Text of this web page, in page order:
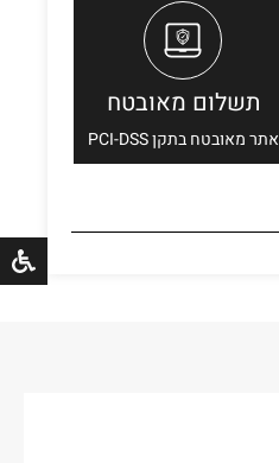
תשלום מאובטח
אתר מאובטח בתקן PCI-DSS